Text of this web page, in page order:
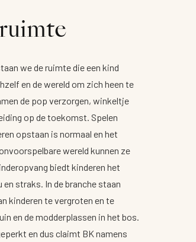
we de ruimte die een kind
en de wereld om zich heen te
de pop verzorgen, winkeltje
op de toekomst. Spelen
opstaan is normaal en het
wereld kunnen ze
biedt kinderen het
straks. In de branche staan
kinderen te vergroten en te
en de modderplassen in het bos.
en dus claimt BK namens